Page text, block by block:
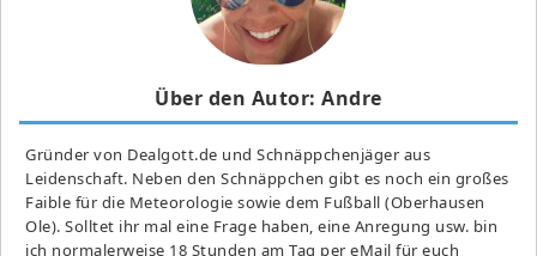
Über den Autor: Andre
Gründer von Dealgott.de und Schnäppchenjäger aus
Leidenschaft. Neben den Schnäppchen gibt es noch ein großes
Fai­ble für die Meteorologie sowie dem Fußball (Oberhausen
Ole). Solltet ihr mal eine Frage haben, eine Anregung usw. bin
ich normalerweise 18 Stunden am Tag per eMail für euch